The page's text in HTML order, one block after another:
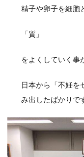
精子や卵子を細胞
「質」
をよくしていく事
日本から「不妊を
み出したばかりで